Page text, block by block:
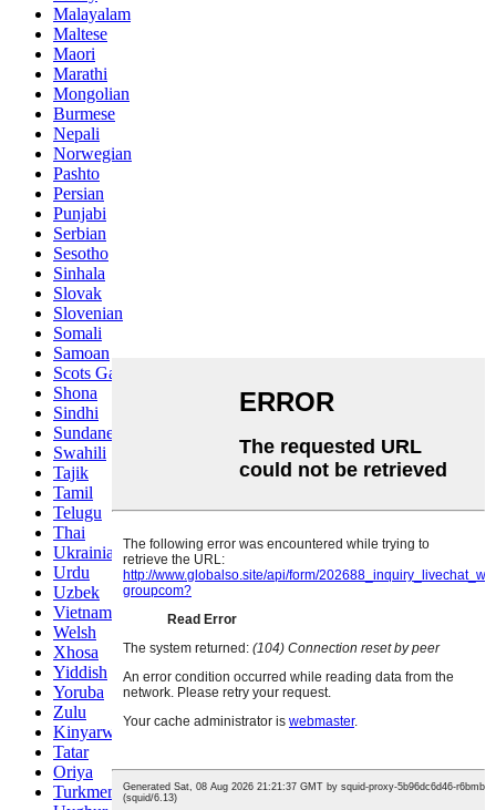
Malayalam
Maltese
Maori
Marathi
Mongolian
Burmese
Nepali
Norwegian
Pashto
Persian
Punjabi
Serbian
Sesotho
Sinhala
Slovak
Slovenian
Somali
Samoan
Scots Gaelic
Shona
Sindhi
Sundanese
Swahili
Tajik
Tamil
Telugu
Thai
Ukrainian
Urdu
Uzbek
Vietnamese
Welsh
Xhosa
Yiddish
Yoruba
Zulu
Kinyarwanda
Tatar
Oriya
Turkmen